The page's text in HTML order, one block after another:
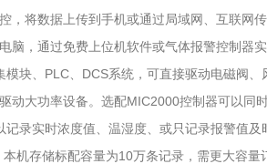
将数据上传到手机或通过局域网、互联网
，通过免费上位机软件或气体报警控制器实
、PLC、DCS系统，可直接驱动电磁阀、
大功率设备。选配MIC2000控制器可以同时
实时浓度值、温湿度、或只记录报警值及
存储标配容量为10万条记录，需更大容量